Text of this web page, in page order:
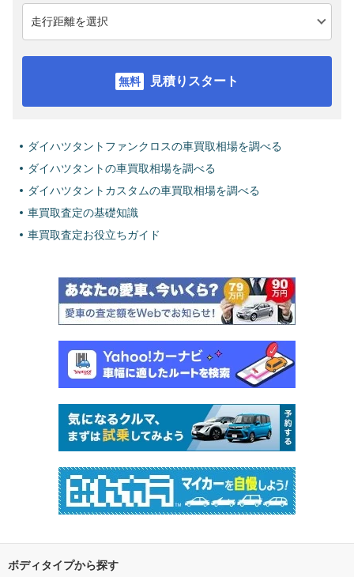
見積りスタート
ダイハツタントファンクロスの車買取相場を調べる
ダイハツタントの車買取相場を調べる
ダイハツタントカスタムの車買取相場を調べる
車買取査定の基礎知識
車買取査定お役立ちガイド
ボディタイプから探す